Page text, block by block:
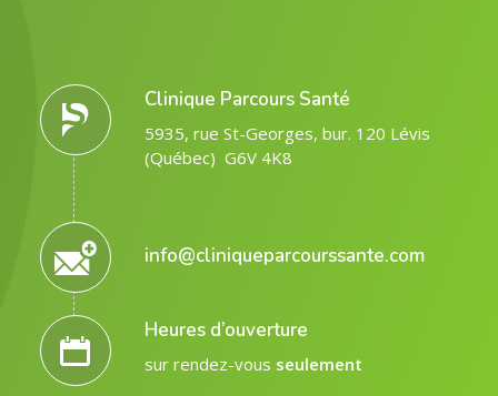
Clinique Parcours Santé
5935, rue St-Georges, bur. 120 Lévis
(Québec) G6V 4K8
info@cliniqueparcourssante.com
Heures d’ouverture
sur rendez-vous seulement